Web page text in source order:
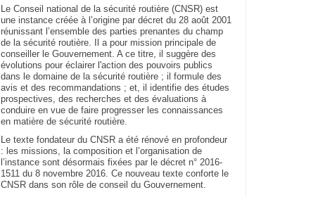
Le Conseil national de la sécurité routière (CNSR) est
une instance créée à l’origine par décret du 28 août 2001
réunissant l’ensemble des parties prenantes du champ
de la sécurité routière. Il a pour mission principale de
conseiller le Gouvernement. A ce titre, il suggère des
évolutions pour éclairer l'action des pouvoirs publics
dans le domaine de la sécurité routière ; il formule des
avis et des recommandations ; et, il identifie des études
prospectives, des recherches et des évaluations à
conduire en vue de faire progresser les connaissances
en matière de sécurité routière.
Le texte fondateur du CNSR a été rénové en profondeur
: les missions, la composition et l’organisation de
l’instance sont désormais fixées par le décret n° 2016-
1511 du 8 novembre 2016. Ce nouveau texte conforte le
CNSR dans son rôle de conseil du Gouvernement.